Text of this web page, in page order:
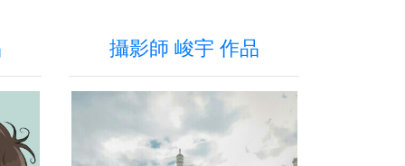
攝影師 峻宇 作品